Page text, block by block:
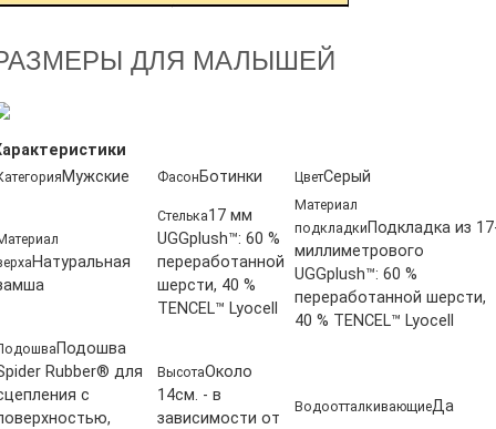
ДЛЯ МАЛЫШЕЙ
Мужские Фасон Ботинки ЦветСерый
Натуральная
Стелька17 мм
UGGplush™: 60 %
переработанной
шерсти, 40 %
TENCEL™ Lyocell
Материал
подкладки Подкладка из
миллиметрового
UGGplush™: 60 %
переработанной шерсти,
40 % TENCEL™ Lyocell
Подошва
Rubber® для
с
ВысотаОколо
14см. - в
зависимости от
ВодоотталкивающиеДа